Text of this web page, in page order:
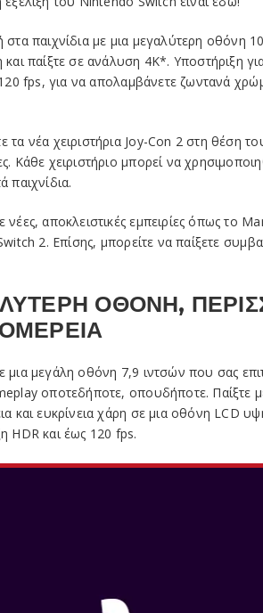
παιχνίδια με μια μεγαλύτερη οθόνη
παίξτε σε ανάλυση 4K*. Υποστήριξη
fps, για να απολαμβάνετε ζωντανά
τα νέα χειριστήρια Joy-Con 2 στη θέση
Κάθε χειριστήριο μπορεί να
παιχνίδια.
νέες, αποκλειστικές εμπειρίες όπως το
2. Επίσης, μπορείτε να παίξετε
ΟΘΟΝΗ,
μια μεγάλη οθόνη 7,9 ιντσών που σας
οποτεδήποτε, οπουδήποτε. Παίξτε
και ευκρίνεια χάρη σε μια οθόνη LCD
HDR και έως 120 fps.
την παρεχόμενη βάση σύνδεσης για